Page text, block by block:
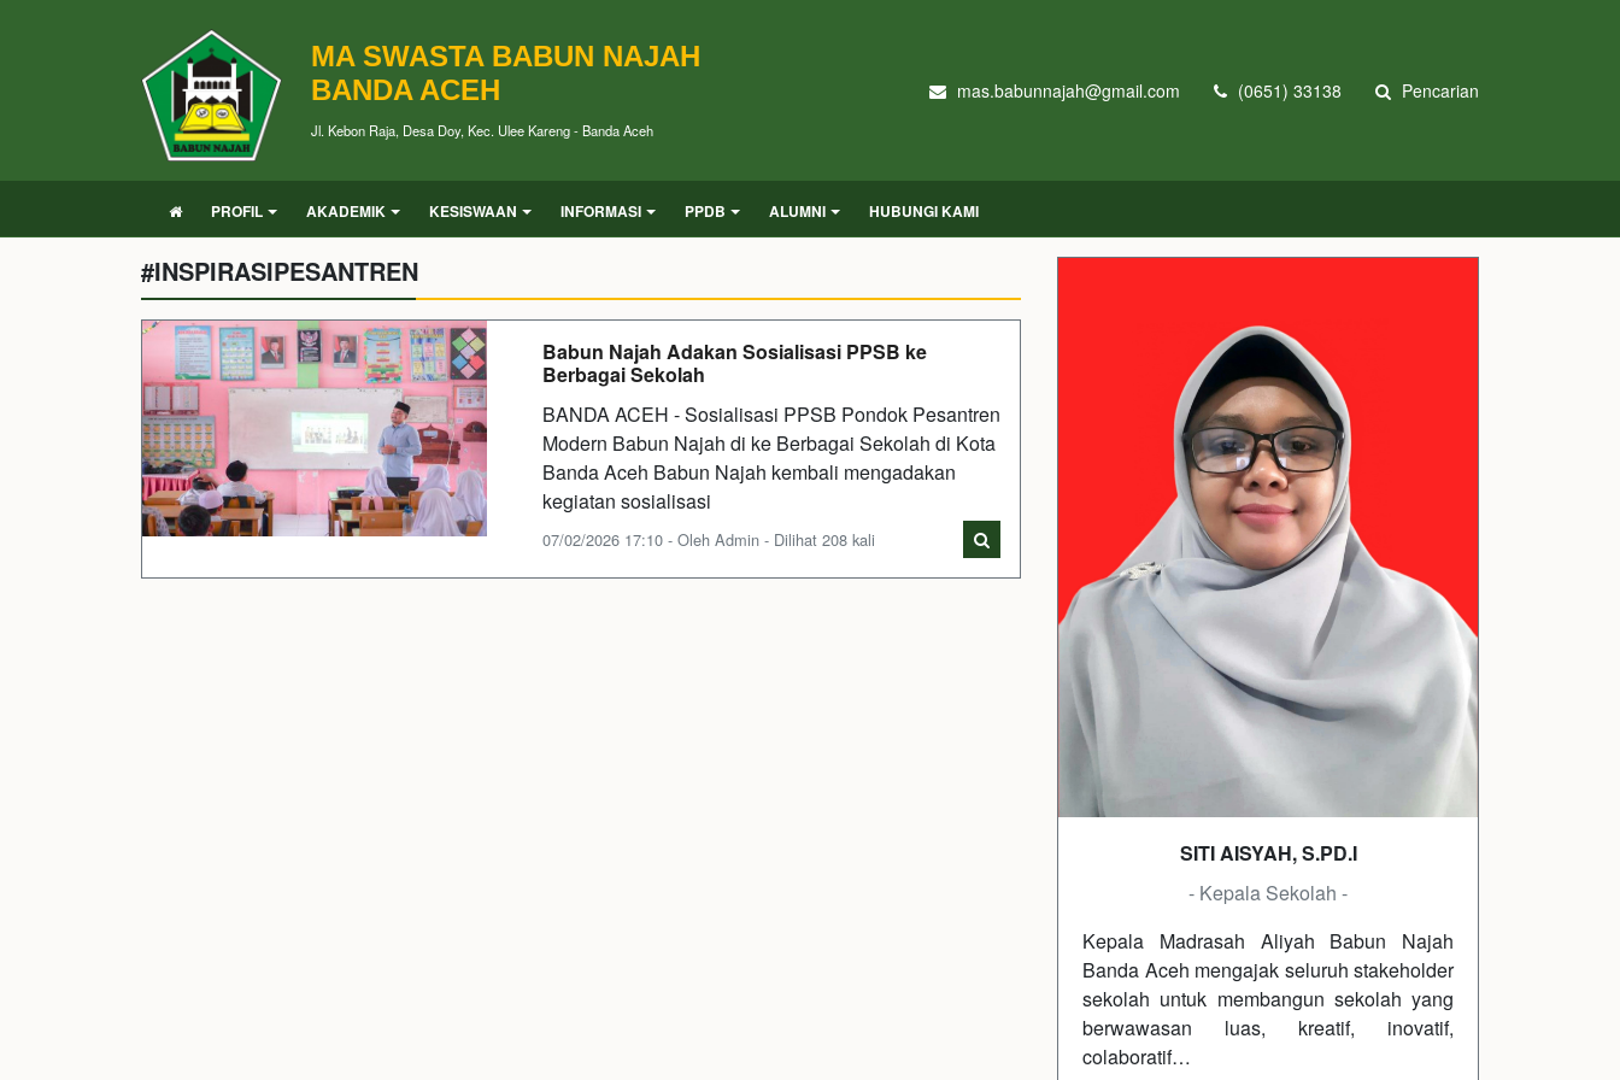
MA SWASTA BABUN NAJAH
BANDA ACEH
Jl. Kebon Raja, Desa Doy, Kec. Ulee Kareng - Banda Aceh
mas.babunnajah@gmail.com (0651) 33138 Pencarian
PROFIL AKADEMIK KESISWAAN INFORMASI PPDB ALUMNI HUBUNGI KAMI
#INSPIRASIPESANTREN
Babun Najah Adakan Sosialisasi PPSB ke
Berbagai Sekolah
BANDA ACEH - Sosialisasi PPSB Pondok Pesantren
Modern Babun Najah di ke Berbagai Sekolah di Kota
Banda Aceh Babun Najah kembali mengadakan
kegiatan sosialisasi
07/02/2026 17:10 - Oleh Admin - Dilihat 208 kali
SITI AISYAH, S.PD.I
- Kepala Sekolah -
Kepala Madrasah Aliyah Babun Najah
Banda Aceh mengajak seluruh stakeholder
sekolah untuk membangun sekolah yang
berwawasan luas, kreatif, inovatif,
colaboratif…